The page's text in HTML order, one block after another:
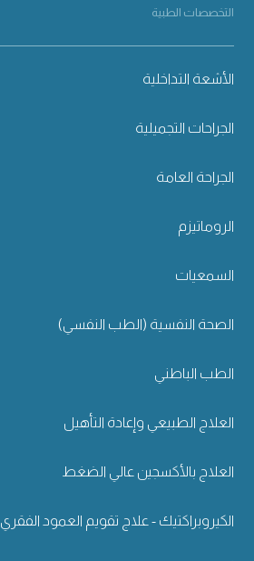
التخصصات الطبية
الأشعة التداخلية
الجراحات التجميلية
الجراحة العامة
الروماتيزم
السمعيات
الصحة النفسية (الطب النفسي)
الطب الباطني
العلاج الطبيعي وإعادة التأهيل
العلاج بالأكسجين عالي الضغط
الكيروبراكتيك - علاج تقويم العمود الفقري